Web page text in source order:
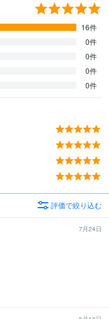
16件
0件
0件
0件
0件
評価で絞り込む
7月24日